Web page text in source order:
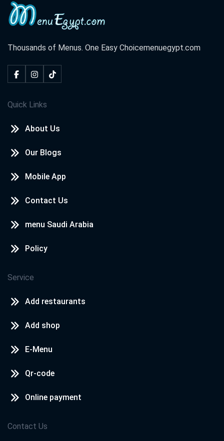
Thousands of Menus. One Easy Choicemenuegypt.com
Quick Links
About Us
Our Blogs
Mobile App
Contact Us
menu Saudi Arabia
Policy
Service
Add restaurants
Add shop
E-Menu
Qr-code
Online payment
Contact Us